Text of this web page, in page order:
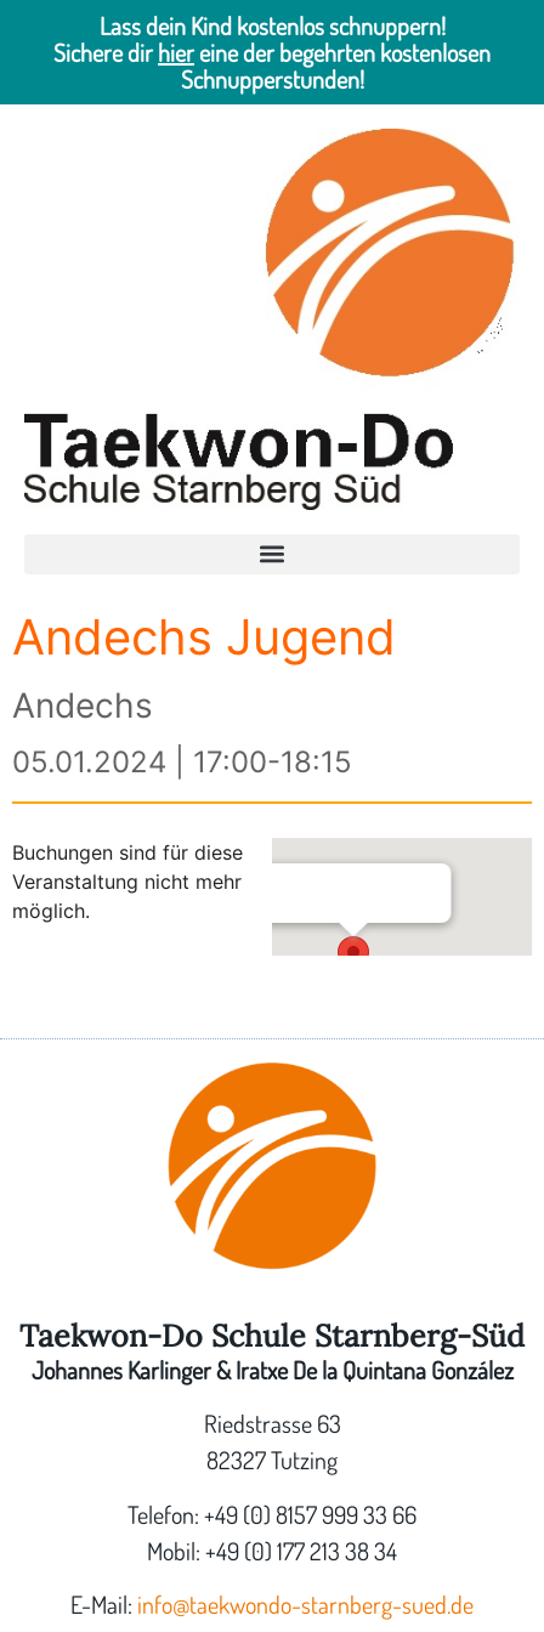
Lass dein Kind kostenlos schnuppern!
Sichere dirhiereine der begehrten kostenlosen
Schnupperstunden!
Andechs Jugend
Andechs
05.01.2024 | 17:00-18:15
Buchungen sind für diese
Veranstaltung nicht mehr
möglich.
Andechs
Andechser Str. 13 - Andechs
Taekwon-Do Schule Starnberg-Süd
Johannes Karlinger & Iratxe De la Quintana González
Riedstrasse 63
82327 Tutzing
Telefon: +49 (0) 8157 999 33 66
Mobil: +49 (0) 177 213 38 34
E-Mail: info@taekwondo-starnberg-sued.de